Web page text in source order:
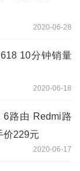
2020-06-28
10分钟销量
2020-06-18
路由 Redmi路
价229元
2020-06-17